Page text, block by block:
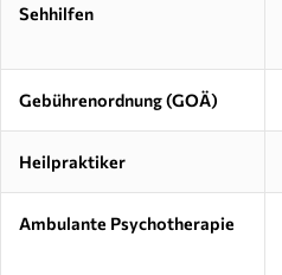
Sehhilfen
Gebührenordnung (GOÄ)
Heilpraktiker
Ambulante Psychotherapie